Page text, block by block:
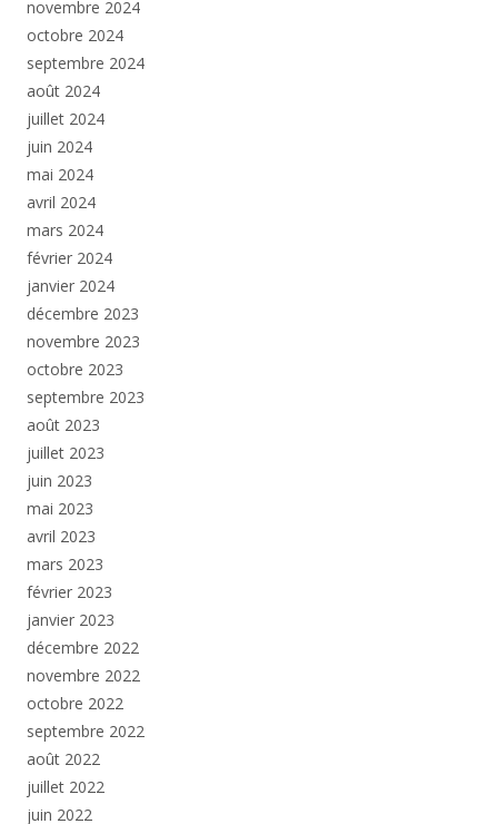
novembre 2024
octobre 2024
septembre 2024
août 2024
juillet 2024
juin 2024
mai 2024
avril 2024
mars 2024
février 2024
janvier 2024
décembre 2023
novembre 2023
octobre 2023
septembre 2023
août 2023
juillet 2023
juin 2023
mai 2023
avril 2023
mars 2023
février 2023
janvier 2023
décembre 2022
novembre 2022
octobre 2022
septembre 2022
août 2022
juillet 2022
juin 2022